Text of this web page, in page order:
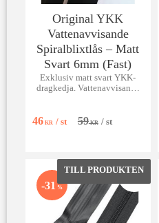
Original YKK
Vattenavvisande
Spiralblixtlås – Matt
Svart 6mm (Fast)
Exklusiv matt svart YKK-
dragkedja. Vattenavvisande
46KR / st 59KR / st
31 %